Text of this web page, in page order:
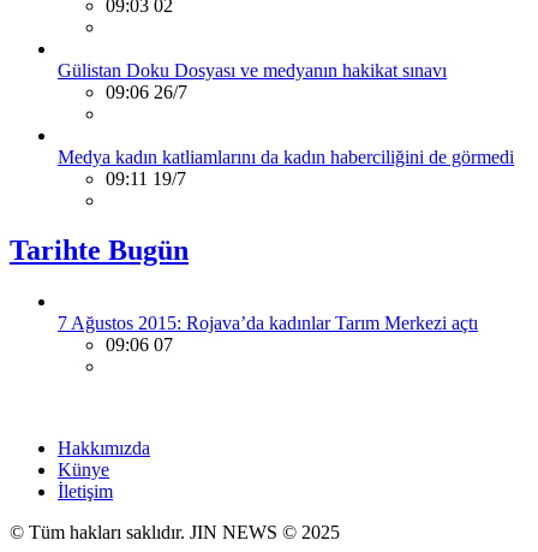
09:03 02
Gülistan Doku Dosyası ve medyanın hakikat sınavı
09:06 26/7
Medya kadın katliamlarını da kadın haberciliğini de görmedi
09:11 19/7
Tarihte Bugün
7 Ağustos 2015: Rojava’da kadınlar Tarım Merkezi açtı
09:06 07
Hakkımızda
Künye
İletişim
© Tüm hakları saklıdır. JIN NEWS © 2025